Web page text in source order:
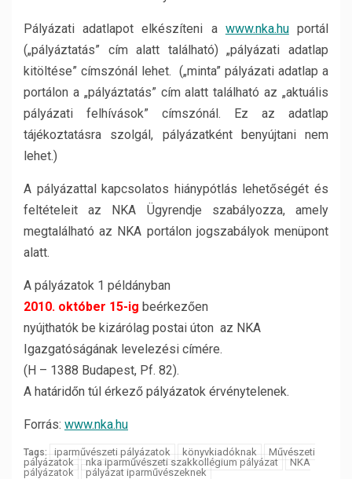
Pályázati adatlapot elkészíteni a www.nka.huportál
(„pályáztatás” cím alatt található) „pályázati adatlap
kitöltése” címszónál lehet. („minta” pályázati adatlap a
portálon a „pályáztatás” cím alatt található az „aktuális
pályázati felhívások” címszónál. Ez az adatlap
tájékoztatásra szolgál, pályázatként benyújtani nem
lehet.)
A pályázattal kapcsolatos hiánypótlás lehetőségét és
feltételeit az NKA Ügyrendje szabályozza, amely
megtalálható az NKA portálon jogszabályok menüpont
alatt.
A pályázatok 1 példányban
2010. október 15-ig beérkezően
nyújthatók be kizárólag postai úton az NKA
Igazgatóságának levelezési címére.
(H – 1388 Budapest, Pf. 82).
A határidőn túl érkező pályázatok érvénytelenek.
Forrás: www.nka.hu
Tags: iparművészeti pályázatok könyvkiadóknak
Művészeti
pályázatok
nka iparművészeti szakkollégium pályázat
NKA
pályázatok
pályázat iparművészeknek